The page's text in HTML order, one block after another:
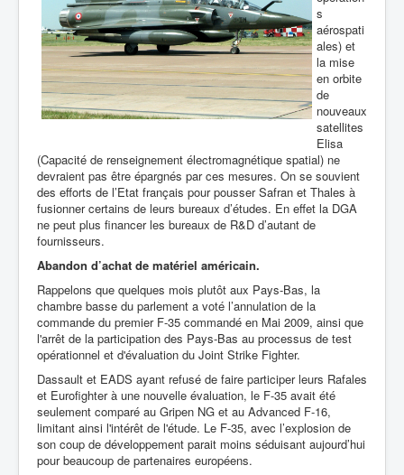
s
aérospati
ales) et
la mise
en orbite
de
nouveaux
satellites
Elisa
(Capacité de renseignement électromagnétique spatial) ne
devraient pas être épargnés par ces mesures. On se souvient
des efforts de l’Etat français pour pousser Safran et Thales à
fusionner certains de leurs bureaux d’études. En effet la DGA
ne peut plus financer les bureaux de R&D d’autant de
fournisseurs.
Abandon d’achat de matériel américain.
Rappelons que quelques mois plutôt aux Pays-Bas, la
chambre basse du parlement a voté l’annulation de la
commande du premier F-35 commandé en Mai 2009, ainsi que
l'arrêt de la participation des Pays-Bas au processus de test
opérationnel et d'évaluation du Joint Strike Fighter.
Dassault et EADS ayant refusé de faire participer leurs Rafales
et Eurofighter à une nouvelle évaluation, le F-35 avait été
seulement comparé au Gripen NG et au Advanced F-16,
limitant ainsi l'intérêt de l'étude. Le F-35, avec l’explosion de
son coup de développement parait moins séduisant aujourd’hui
pour beaucoup de partenaires européens.